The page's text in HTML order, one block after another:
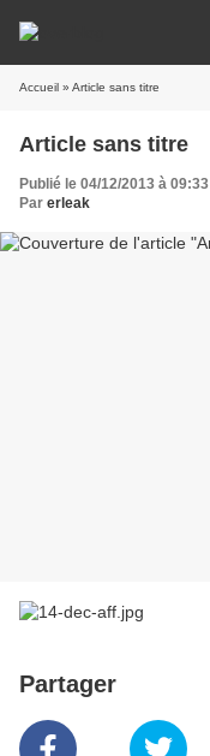
Accueil » Article sans titre
Article sans titre
Publié le 04/12/2013 à 09:33
Par erleak
Partager